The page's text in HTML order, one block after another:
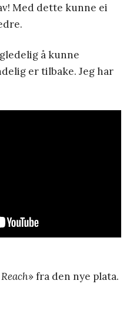
Med dette kunne ei
å kunne
er tilbake. Jeg har
» fra den nye plata.